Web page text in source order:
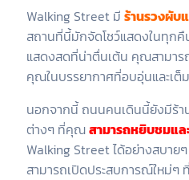
Walking Street มี ร้านรวงผับ
สถานที่นี้มักจัดโชว์แสดงในทุก
แสดงสดที่น่าตื่นเต้น คุณสามาร
คุณในบรรยากาศที่อบอุ่นและเต็
นอกจากนี้ ถนนคนเดินนี้ยังมีร้า
ต่างๆ ที่คุณสามารถหยิบชมแ
Walking Street ได้อย่างสบา
สามารถเปิดประสบการณ์ใหม่ๆ